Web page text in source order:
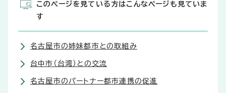
このページを見ている方はこんなページも見ていま
す
名古屋市の姉妹都市との取組み
台中市（台湾）との交流
名古屋市のパートナー都市連携の促進